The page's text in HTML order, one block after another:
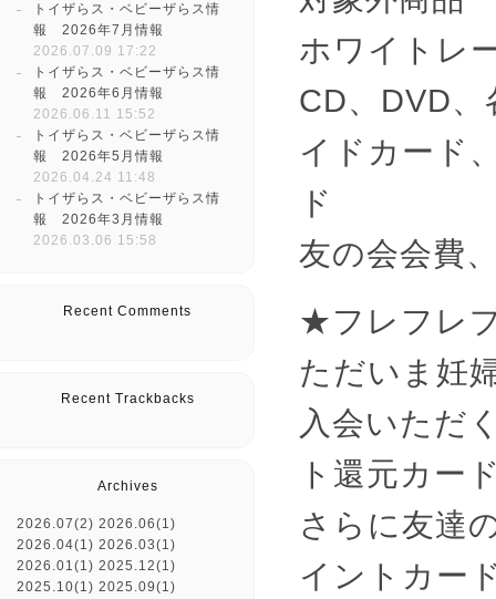
ホワイトレ
CD、DVD
イドカード
ド
友の会会費
★フレフレ
ただいま妊
入会いただ
ト還元カー
さらに友達
イントカー
トイザらス・ベビーザらス情
報 2026年7月情報
2026.07.09 17:22
トイザらス・ベビーザらス情
報 2026年6月情報
2026.06.11 15:52
トイザらス・ベビーザらス情
報 2026年5月情報
2026.04.24 11:48
トイザらス・ベビーザらス情
報 2026年3月情報
2026.03.06 15:58
Recent Comments
Recent Trackbacks
Archives
2026.07(2) 2026.06(1)
2026.04(1) 2026.03(1)
2026.01(1) 2025.12(1)
2025.10(1) 2025.09(1)